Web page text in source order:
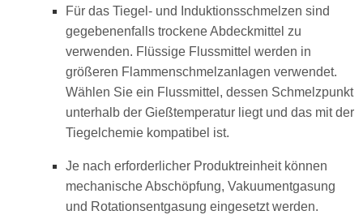
Für das Tiegel- und Induktionsschmelzen sind
gegebenenfalls trockene Abdeckmittel zu
verwenden. Flüssige Flussmittel werden in
größeren Flammenschmelzanlagen verwendet.
Wählen Sie ein Flussmittel, dessen Schmelzpunkt
unterhalb der Gießtemperatur liegt und das mit der
Tiegelchemie kompatibel ist.
Je nach erforderlicher Produktreinheit können
mechanische Abschöpfung, Vakuumentgasung
und Rotationsentgasung eingesetzt werden.